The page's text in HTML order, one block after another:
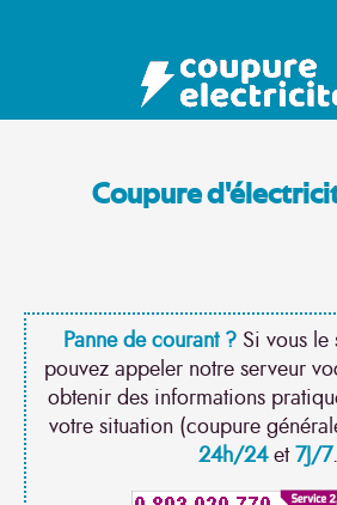
Coupure
Panne de courant ?Si vous le
pouvez appeler notre serveur
obtenir des informations
votre situation (coupure
24h/24et7J/7.